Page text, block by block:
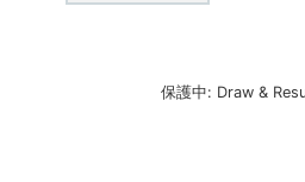
保護中: Draw &